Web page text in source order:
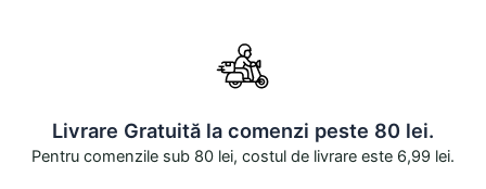
Livrare Gratuită la comenzi peste 80 lei.
Pentru comenzile sub 80 lei, costul de livrare este 6,99 lei.